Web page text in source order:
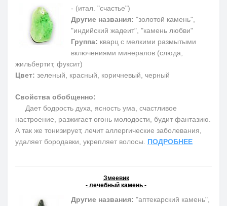
- (итал. "счастье")
Другие названия: "золотой камень",
"индийский жадеит", "камень любви"
Группа: кварц с мелкими размытыми
включениями минералов (слюда,
жильбертит, фуксит)
Цвет: зеленый, красный, коричневый, черный
Свойства обобщенно:
Дает бодрость духа, ясность ума, счастливое
настроение, разжигает огонь молодости, будит фантазию.
А так же тонизирует, лечит аллергические заболевания,
удаляет бородавки, укрепляет волосы. ПОДРОБНЕЕ
Змеевик
- лечебный камень -
Другие названия: "аптекарский камень",